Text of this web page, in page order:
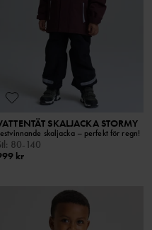
SKALJACKA STORMY
skaljacka – perfekt för regn!
: 80-140
kr